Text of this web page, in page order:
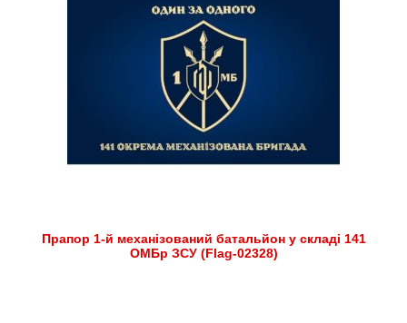
Прапор 1-й механізований батальйон у складі 141
ОМБр ЗСУ (Flag-02328)